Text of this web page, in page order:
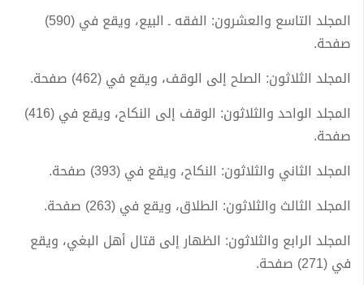
المجلد التاسع والعشرون: الفقه ـ البيع، ويقع في (590)
صفحة.
المجلد الثلاثون: الصلح إلى الوقف، ويقع في (462) صفحة.
المجلد الواحد والثلاثون: الوقف إلى النكاح، ويقع في (416)
صفحة.
المجلد الثاني والثلاثون: النكاح، ويقع في (393) صفحة.
المجلد الثالث والثلاثون: الطلاق، ويقع في (263) صفحة.
المجلد الرابع والثلاثون: الظهار إلى قتال أهل البغي، ويقع
في (271) صفحة.